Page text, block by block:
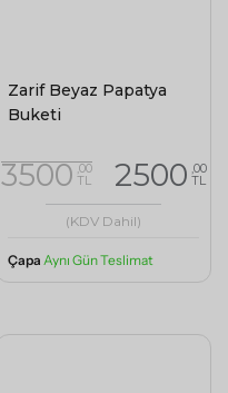
Zarif Beyaz Papatya
Buketi
3500 ,00
TL 2500 ,00
TL
(KDV Dahil)
Çapa Aynı Gün Teslimat